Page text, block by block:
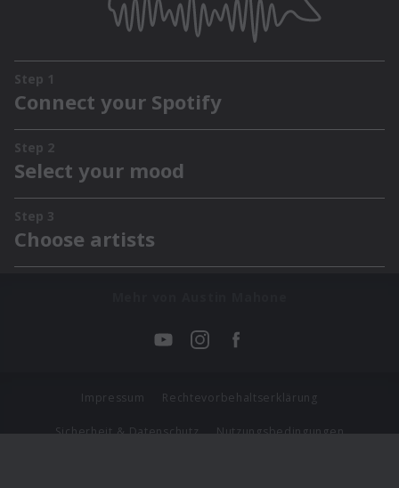
Impressum Rechtevorbehaltserklärung
Sicherheit & Datenschutz Nutzungsbedingungen